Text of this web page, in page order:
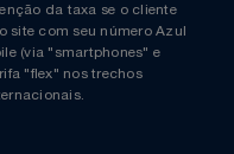
da taxa se o cliente
site com seu número Azul
(via "smartphones" e
"flex" nos trechos